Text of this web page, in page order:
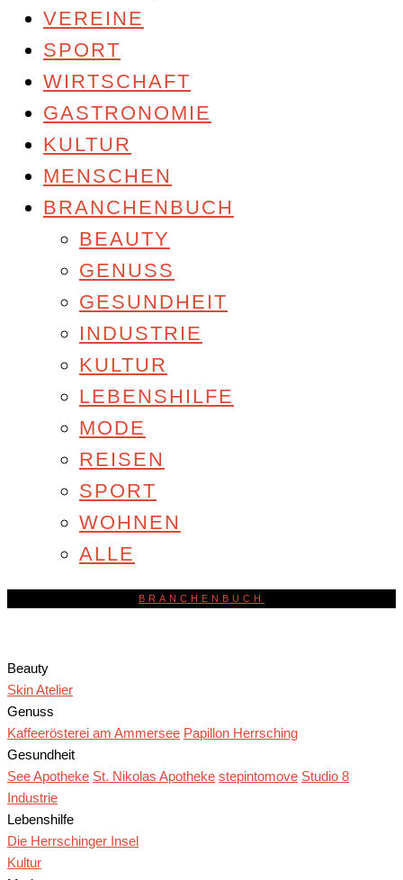
VEREINE
SPORT
WIRTSCHAFT
GASTRONOMIE
KULTUR
MENSCHEN
BRANCHENBUCH
BEAUTY
GENUSS
GESUNDHEIT
INDUSTRIE
KULTUR
LEBENSHILFE
MODE
REISEN
SPORT
WOHNEN
ALLE
BRANCHENBUCH
Beauty
Skin Atelier
Genuss
Kaffeerösterei am Ammersee Papillon Herrsching
Gesundheit
See Apotheke St. Nikolas Apotheke stepintomove Studio 8
Industrie
Lebenshilfe
Die Herrschinger Insel
Kultur